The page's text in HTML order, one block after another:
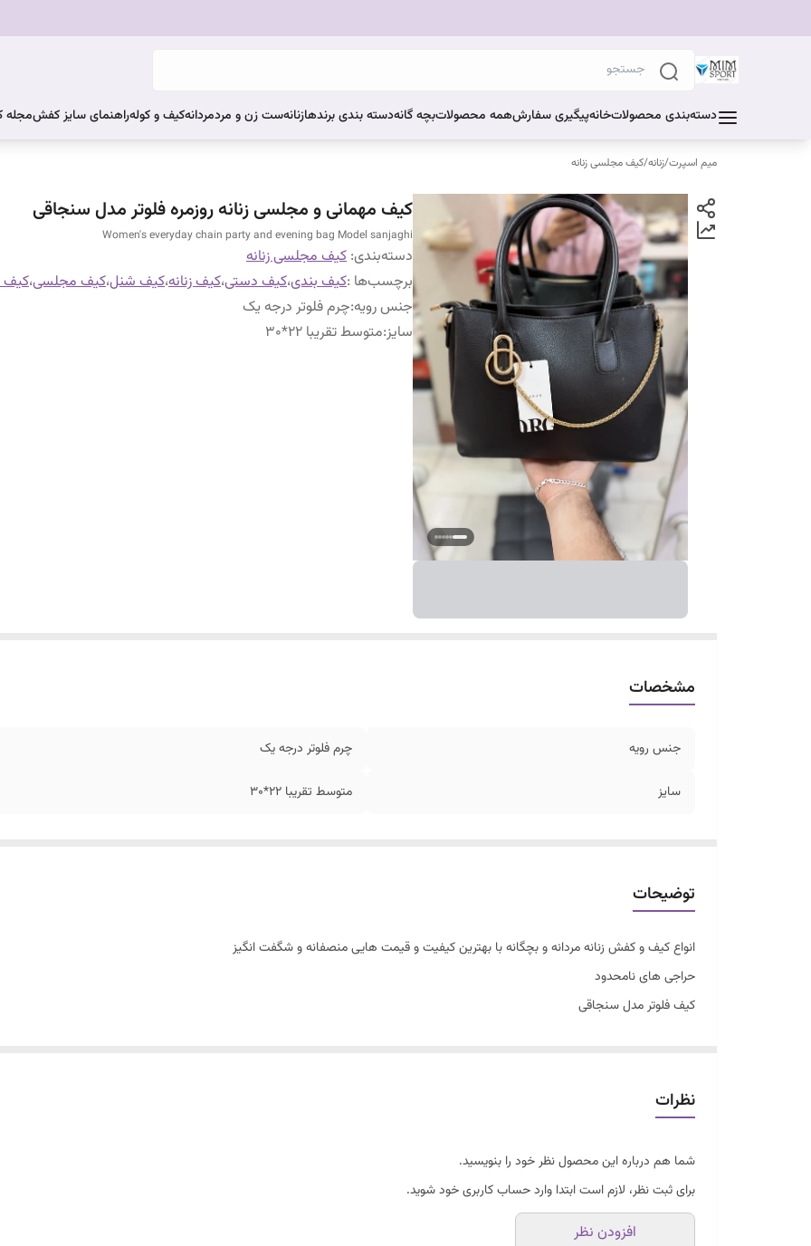
دسته‌بندی محصولاتخانهپیگیری سفارشهمه محصولاتبچه گانهدسته بندی برندهازنانهست زن و مردمردانهکیف و کولهراهنمای سایز کفش
میم اسپرت/زنانه/کیف مجلسی زنانه
کیف مهمانی و مجلسی زنانه روزمره فلوتر مدل سنجاقی
Women's everyday chain party and evening bag Model sanjaghi
دسته‌بندی: کیف مجلسی زنانه
برچسب‌ها :کیف بندی،کیف دستی،کیف زنانه،کیف شنل،کیف مجلسی،کیف
جنس رویه:چرم فلوتر درجه یک
سایز:متوسط تقریبا 22*30
مشخصات
جنس رویه چرم فلوتر درجه یک
سایز متوسط تقریبا 22*30
توضیحات
انواع کیف و کفش زنانه مردانه و بچگانه با بهترین کیفیت و قیمت هایی منصفانه و شگفت انگیز
حراجی های نامحدود
کیف فلوتر مدل سنجاقی
هم دوشی هم دستی
بند بلند هم دارد
یراق وارداتی و رنگ ثابت
سایز متوسط بزرگ تقریبا۳۰*۲۲
نظرات
شما هم درباره این محصول نظر خود را بنویسید.
برای ثبت نظر، لازم است ابتدا وارد حساب کاربری خود شوید.
افزودن نظر